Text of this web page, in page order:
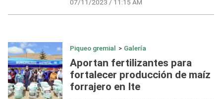
07/11/2023 / 11:15 AM
Piqueo gremial > Galería
Aportan fertilizantes para
fortalecer producción de maíz
forrajero en Ite